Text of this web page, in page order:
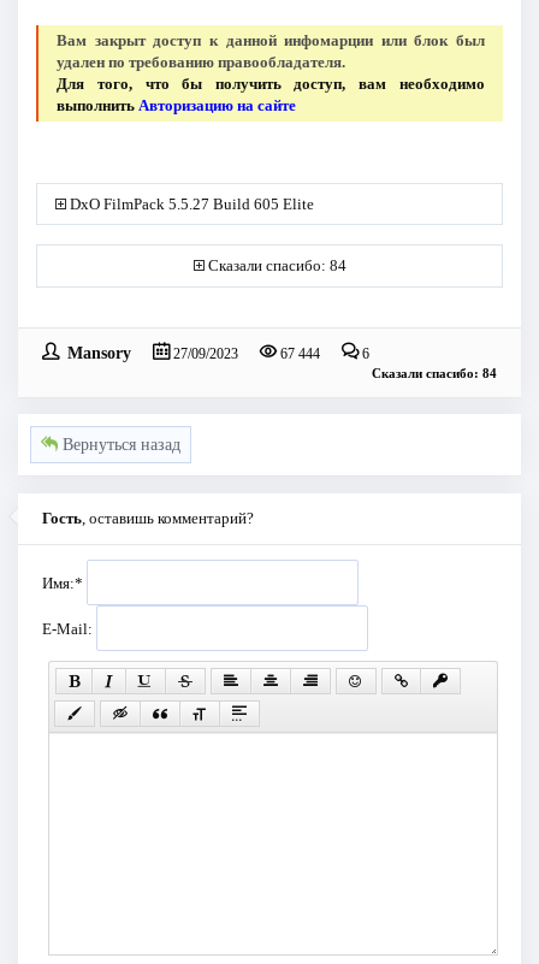
Вам закрыт доступ к данной инфомарции или блок был
удален по требованию правообладателя.
Для того, что бы получить доступ, вам необходимо
выполнить Авторизацию на сайте
DxO FilmPack 5.5.27 Build 605 Elite
Сказали спасибо: 84
Mansory 27/09/2023 67 444 6
Сказали спасибо: 84
Вернуться назад
Гость, оставишь комментарий?
Имя:*
E-Mail: